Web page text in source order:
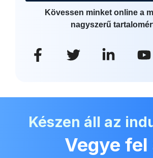
Kövessen minket online a
nagyszerű
Készen áll az
Vegye fel